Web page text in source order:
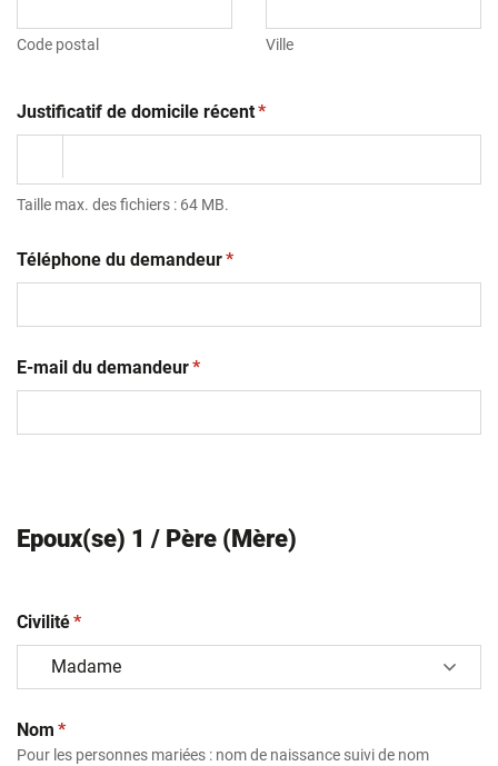
Code postal Ville
Justificatif de domicile récent(obligatoire)
*
Taille max. des fichiers : 64 MB.
Téléphone du demandeur(obligatoire)
*
E-mail du demandeur(obligatoire)
*
Epoux(se) 1 / Père (Mère)
Civilité(obligatoire)
*
Nom (obligatoire)
*
Pour les personnes mariées : nom de naissance suivi de nom